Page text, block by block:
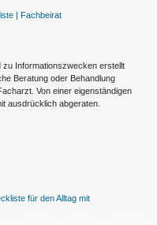
| Fachbeirat
zu Informationszwecken erstellt
Beratung oder Behandlung
Von einer eigenständigen
ausdrücklich abgeraten.
für den Alltag mit